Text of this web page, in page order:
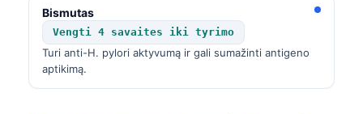
Bismutas
Vengti 4 savaites iki tyrimo
Turi anti-H. pylori aktyvumą ir gali sumažinti antigeno
aptikimą.